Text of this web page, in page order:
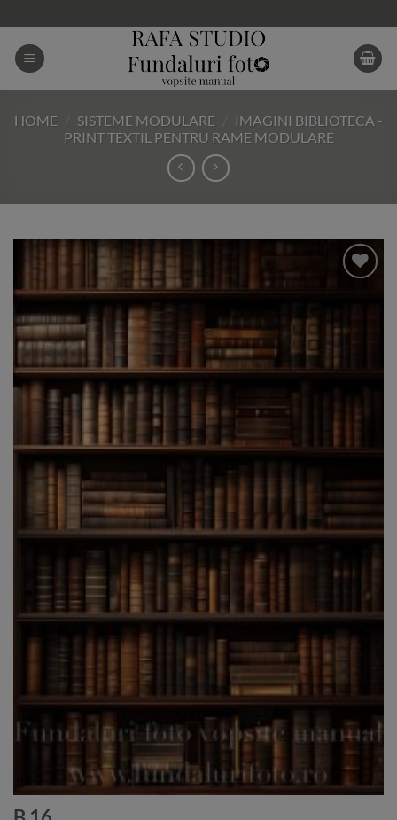
to
content
HOME SISTEME MODULARE
IMAGINI BIBLIOTECA -
PRINT TEXTIL PENTRU RAME MODULARE